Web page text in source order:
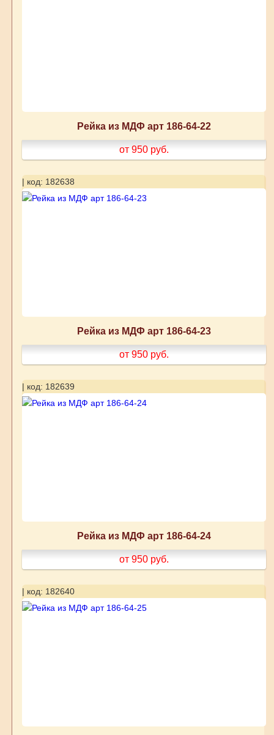
Рейка из МДФ арт 186-64-22
от 950 руб.
| код: 182638
Рейка из МДФ арт 186-64-23
от 950 руб.
| код: 182639
Рейка из МДФ арт 186-64-24
от 950 руб.
| код: 182640